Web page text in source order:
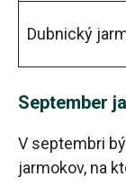
Dubnický
September
V septembri
jarmokov, na